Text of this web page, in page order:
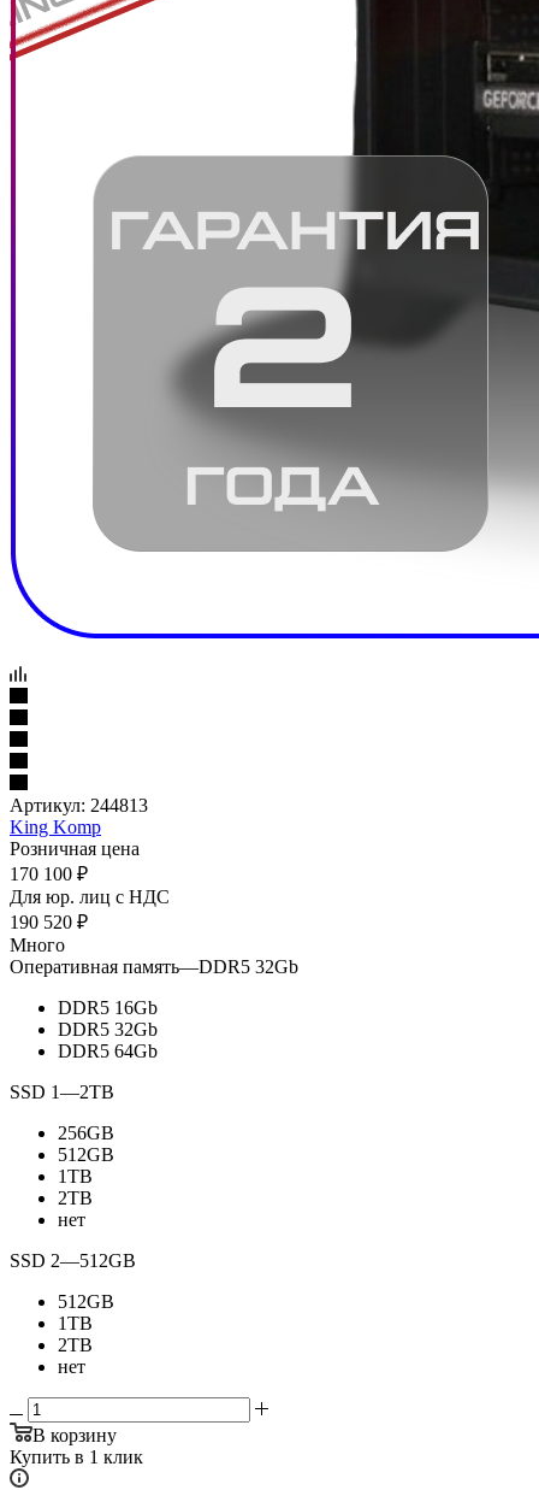
Артикул: 244813
King Komp
Розничная цена
170 100 ₽
Для юр. лиц c НДС
190 520 ₽
Много
Оперативная память—DDR5 32Gb
DDR5 16Gb
DDR5 32Gb
DDR5 64Gb
SSD 1—2TB
256GB
512GB
1TB
2TB
нет
SSD 2—512GB
512GB
1TB
2TB
нет
В корзину
Купить в 1 клик